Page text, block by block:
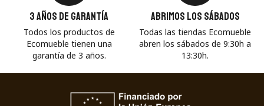
3 años de garantía
Todos los productos de
Ecomueble tienen una
garantía de 3 años.
Abrimos los sábados
Todas las tiendas Ecomueble
abren los sábados de 9:30h a
13:30h.